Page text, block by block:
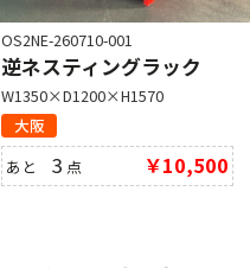
OS2NE-260710-001
逆ネスティングラック
W1350×D1200×H1570
大阪
あと3 点 ￥10,500